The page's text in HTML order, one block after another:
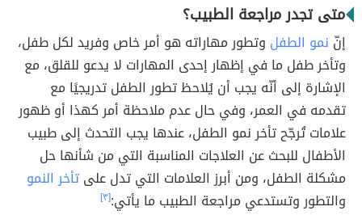
متى تجدر مراجعة الطبيب؟
إنّ نمو الطفل وتطور مهاراته هو أمر خاص وفريد لكل طفل،
وتأخر طفل ما في إظهار إحدى المهارات لا يدعو للقلق، مع
الإشارة إلى أنّه يجب أن يُلاحظ تطور الطفل تدريجيًا مع
تقدمه في العمر، وفي حال عدم ملاحظة أمر كهذا أو ظهور
علامات تُرجّح تأخر نمو الطفل، عندها يجب التحدث إلى طبيب
الأطفال للبحث عن العلاجات المناسبة التي من شأنها حل
مشكلة الطفل، ومن أبرز العلامات التي تدل علىتأخر النمو
والتطور وتستدعي مراجعة الطبيب ما يأتي:[٣]